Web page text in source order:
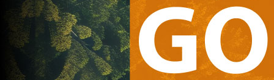
Reprezentacije